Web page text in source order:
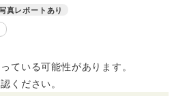
真レポートあり
ている可能性があります。
ください。